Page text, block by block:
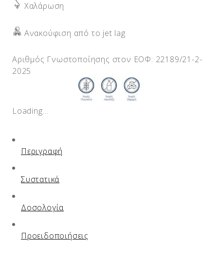
Χαλάρωση
Ανακούφιση από το jet lag
Αριθμός Γνωστοποίησης στον ΕΟΦ: 22189/21-2-
2025
Loading…
Περιγραφή
Συστατικά
Δοσολογία
Προειδοποιήσεις